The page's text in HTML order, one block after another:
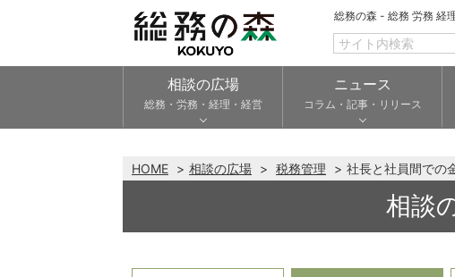
総務の森 - 総務 労務 経
相談の広場
総務・労務・経理・経営
ニュース
コラム・記事・リリース
HOME 相談の広場 税務管理 社長と社員間での
相談